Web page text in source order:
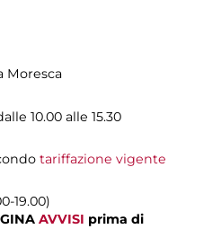
Moresca
10.00 alle 15.30
tariffazione vigente
19.00)
AVVISI prima di